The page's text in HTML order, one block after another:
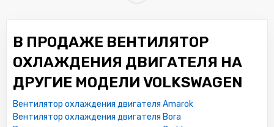
В ПРОДАЖЕ ВЕНТИЛЯТОР
ОХЛАЖДЕНИЯ ДВИГАТЕЛЯ НА
ДРУГИЕ МОДЕЛИ VOLKSWAGEN
Вентилятор охлаждения двигателя Amarok
Вентилятор охлаждения двигателя Bora